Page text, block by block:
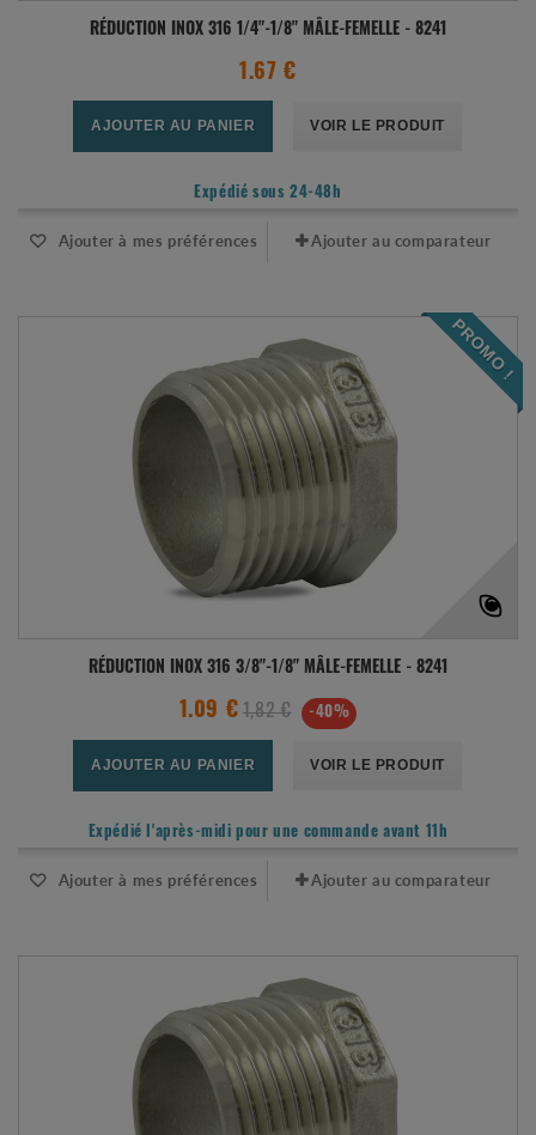
RÉDUCTION INOX 316 1/4"-1/8" MÂLE-FEMELLE - 8241
1.67 €
AJOUTER AU PANIER VOIR LE PRODUIT
Expédié sous 24-48h
Ajouter à mes préférences Ajouter au comparateur
PROMO !
RÉDUCTION INOX 316 3/8"-1/8" MÂLE-FEMELLE - 8241
1.09 € 1,82 € -40%
AJOUTER AU PANIER VOIR LE PRODUIT
Expédié l'après-midi pour une commande avant 11h
Ajouter à mes préférences Ajouter au comparateur